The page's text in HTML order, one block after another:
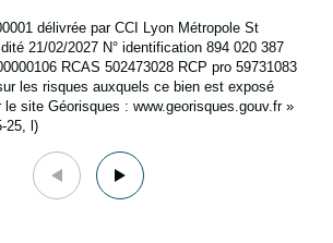
délivrée par CCI Lyon Métropole St
21/02/2027 N° identification 894 020 387
RCAS 502473028 RCP pro 59731083
les risques auxquels ce bien est exposé
site Géorisques : www.georisques.gouv.fr »
25, l)